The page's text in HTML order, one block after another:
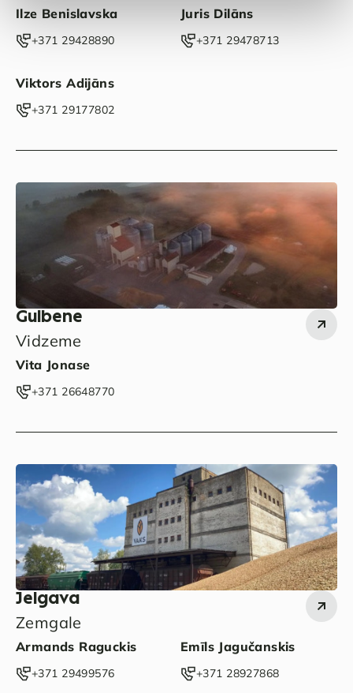
Ilze Benislavska
‭+371 29428890‬
Juris Dilāns
‭+371 29478713‬
Viktors Adijāns
‭+371 29177802‬
Gulbene
Vidzeme
Vita Jonase
‭+371 26648770‬
Jelgava
Zemgale
Armands Raguckis
‭+371 29499576‬
Emīls Jagučanskis
‭+371 28927868‬